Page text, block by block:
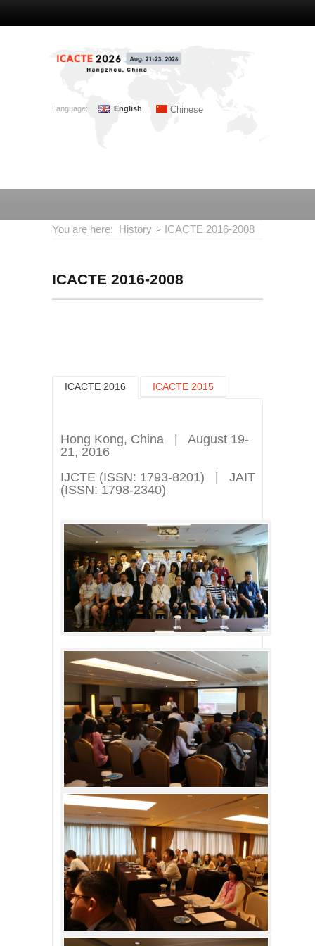
Language: English Chinese
You are here: History ICACTE 2016-2008
ICACTE 2016-2008
ICACTE 2016
ICACTE 2015
ICACTE 2010
ICACTE 2009
ICACTE 2008
Hong Kong, China | August 19-
21, 2016
IJCTE (ISSN: 1793-8201) | JAIT
(ISSN: 1798-2340)